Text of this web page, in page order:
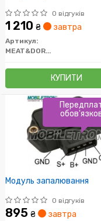
0 відгуків
1 210 ₴ завтра
Артикул:
MEAT&DORIA
КУПИТИ
Модуль запалювання
0 відгуків
895 ₴ завтра